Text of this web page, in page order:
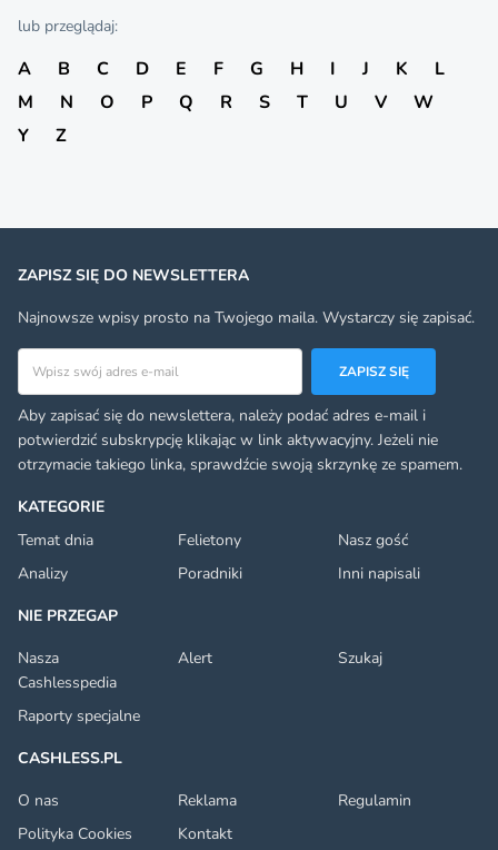
lub przeglądaj:
A B C D E F G H I J K
L
M
N O P Q R S T U V
W
Y
Z
KATEGORIE
Temat dnia
Felietony
Nasz gość
Analizy
Poradniki
Inni napisali
NIE PRZEGAP
Nasza
Cashlesspedia
Alert Szukaj
Raporty specjalne
CASHLESS.PL
O nas
Reklama
Regulamin
Polityka Cookies
Kontakt
ZAPISZ SIĘ DO NEWSLETTERA
Najnowsze wpisy prosto na Twojego maila. Wystarczy się zapisać.
Adres email
ZAPISZ SIĘ
Aby zapisać się do newslettera, należy podać adres e-mail i
potwierdzić subskrypcję klikając w link aktywacyjny. Jeżeli nie
otrzymacie takiego linka, sprawdźcie swoją skrzynkę ze spamem.